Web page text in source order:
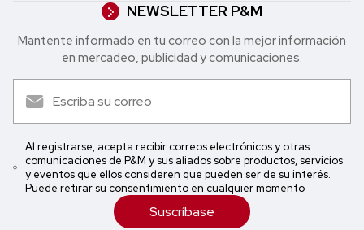
NEWSLETTER P&M
Mantente informado en tu correo con la mejor in formación
en mercadeo, publicidad y comunicaciones.
Al registrarse, acepta recibir correos electrónicos y otras
comunicaciones de P&M y sus aliados sobre productos, servicios
y eventos que ellos consideren que pueden ser de su interés.
Puede retirar su consentimiento en cualquier momento
Suscríbase